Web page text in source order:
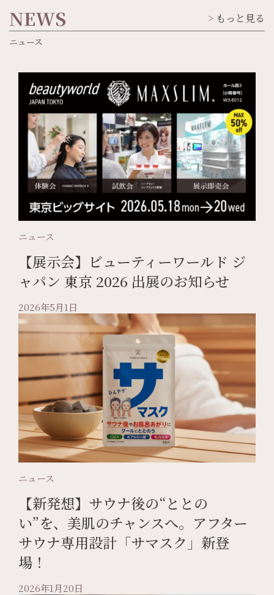
NEWS もっと見る
ニュース
ニュース
【展示会】ビューティーワールド ジ
ャパン 東京 2026 出展のお知らせ
2026年5月1日
ニュース
【新発想】サウナ後の“ととの
い”を、美肌のチャンスへ。アフター
サウナ専用設計「サマスク」新登
場！
2026年1月20日